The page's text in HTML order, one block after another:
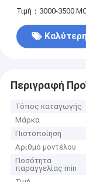
Τιμή：3000-3500
Περιγραφή
Τόπος καταγωγής
Μάρκα
Πιστοποίηση
Αριθμό μοντέλου
Ποσότητα
παραγγελίας min